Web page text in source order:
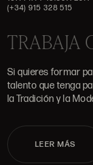
(+34) 915 328 515
TRABAJA
Si quieres formar
talento que tenga
la Tradición y la
LEER MÁS